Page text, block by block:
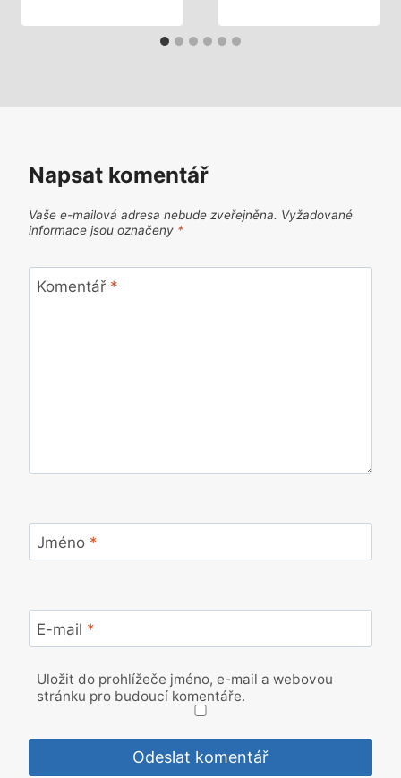
Napsat komentář
Vaše e-mailová adresa nebude zveřejněna. Vyžadované
informace jsou označeny *
Komentář *
Jméno *
E-mail *
Uložit do prohlížeče jméno, e-mail a webovou
stránku pro budoucí komentáře.